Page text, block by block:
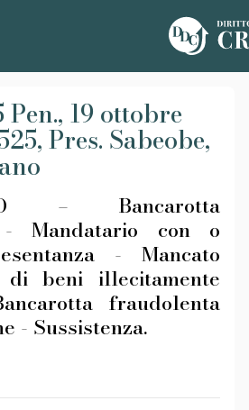
Pen., 19 ottobre
Pres. Sabeobe,
– Bancarotta
Mandatario con o
- Mancato
di beni illecitamente
fraudolenta
- Sussistenza.